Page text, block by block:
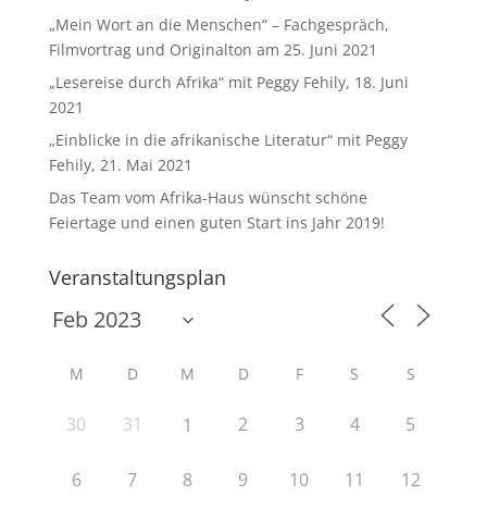
„Mein Wort an die Menschen“ – Fachgespräch,
Filmvortrag und Originalton am 25. Juni 2021
„Lesereise durch Afrika“ mit Peggy Fehily, 18. Juni
2021
„Einblicke in die afrikanische Literatur“ mit Peggy
Fehily, 21. Mai 2021
Das Team vom Afrika-Haus wünscht schöne
Feiertage und einen guten Start ins Jahr 2019!
Veranstaltungsplan
M D M D F S S
30 31 1 2 3 4 5
6 7 8 9 10 11 12